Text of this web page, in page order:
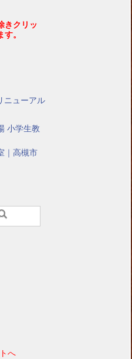
きクリッ
。
ニューアル
小学生教
｜高槻市
へ